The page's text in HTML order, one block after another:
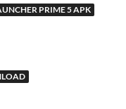
PRIME 5 APK